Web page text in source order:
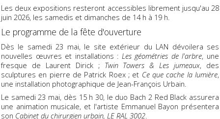
Les deux expositions resteront accessibles librement jusqu'au 28
juin 2026, les samedis et dimanches de 14 h à 19 h.
Le programme de la fête d'ouverture
Dès le samedi 23 mai, le site extérieur du LAN dévoilera ses
nouvelles œuvres et installations : Les géométries de l'arbre, une
fresque de Laurent Dirick ; Twin Towers & Les jumeaux, des
sculptures en pierre de Patrick Roex ; et Ce que cache la lumière,
une installation photographique de Jean-François Urbain.
Le samedi 23 mai, dès 15 h 30, le duo Bach 2 Red Black assurera
une animation musicale, et l'artiste Emmanuel Bayon présentera
son Cabinet du chirurgien urbain, LE RAL 3002.